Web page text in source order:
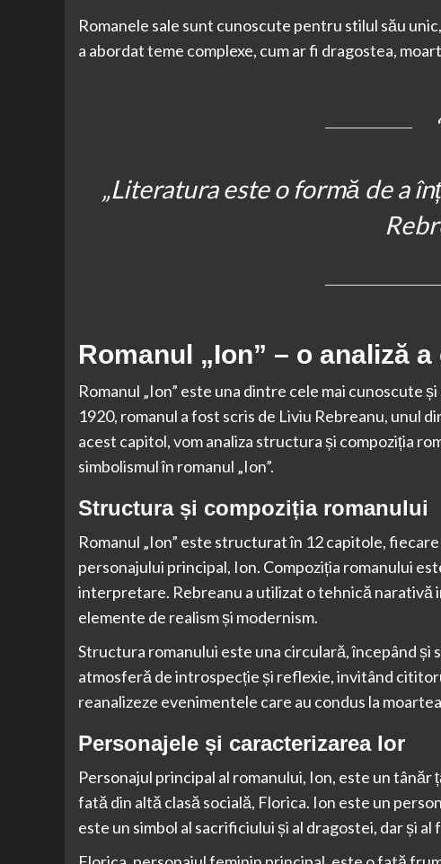
Romanele sale sunt cunoscute pentru stilul său
a abordat teme complexe, cum ar fi dragostea,
„Literatura este o formă de a
Romanul „Ion” – o analiză
Romanul „Ion” este una dintre cele mai cunoscute
1920, romanul a fost scris de Liviu Rebreanu, unul
acest capitol, vom analiza structura și compoziția
simbolismul în romanul „Ion”.
Structura și compoziția romanului
Romanul „Ion” este structurat în 12 capitole,
personajului principal, Ion. Compoziția romanului
interpretare. Rebreanu a utilizat o tehnică
elemente de realism și modernism.
Structura romanului este una circulară, începând și
atmosferă de introspecție și reflexie, invitând
reanalizeze evenimentele care au condus la
Personajele și caracterizarea lor
Personajul principal al romanului, Ion, este un
fată din altă clasă socială, Florica. Ion este un
este un simbol al sacrificiului și al dragostei, dar și